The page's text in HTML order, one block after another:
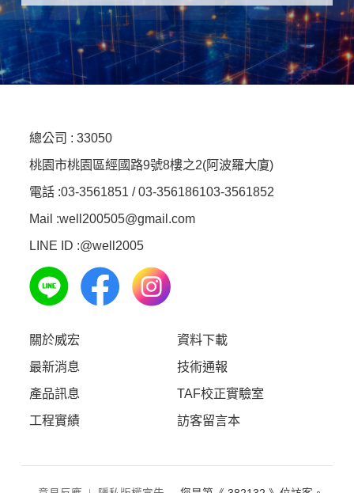
總公司 : 33050
桃園市桃園區經國路9號8樓之2(阿波羅大廈)
電話 :03-3561851 / 03-356186103-3561852
Mail :well200505@gmail.com
LINE ID :@well2005
關於威宏
最新消息
產品訊息
工程實績
資料下載
技術通報
TAF校正實驗室
訪客留言本